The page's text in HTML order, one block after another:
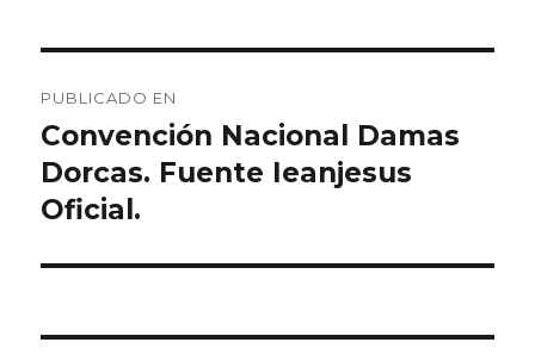
de
entradas
PUBLICADO EN
Convención Nacional Damas
Dorcas. Fuente Ieanjesus
Oficial.